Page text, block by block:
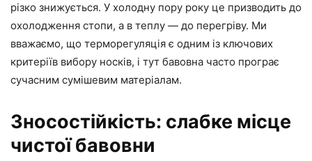
різко знижується. У холодну пору року це призводить до
охолодження стопи, а в теплу — до перегріву. Ми
вважаємо, що терморегуляція є одним із ключових
критеріїв вибору носків, і тут бавовна часто програє
сучасним сумішевим матеріалам.
Зносостійкість: слабке місце
чистої бавовни